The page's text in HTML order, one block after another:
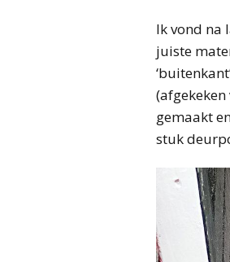
Ik vond na
juiste
gemaakt
stuk